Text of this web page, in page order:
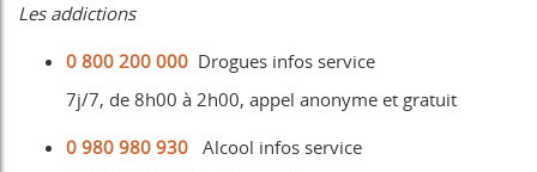
Les addictions
0 800 200 000 Drogues infos service
7j/7, de 8h00 à 2h00, appel anonyme et gratuit
0 980 980 930 Alcool infos service